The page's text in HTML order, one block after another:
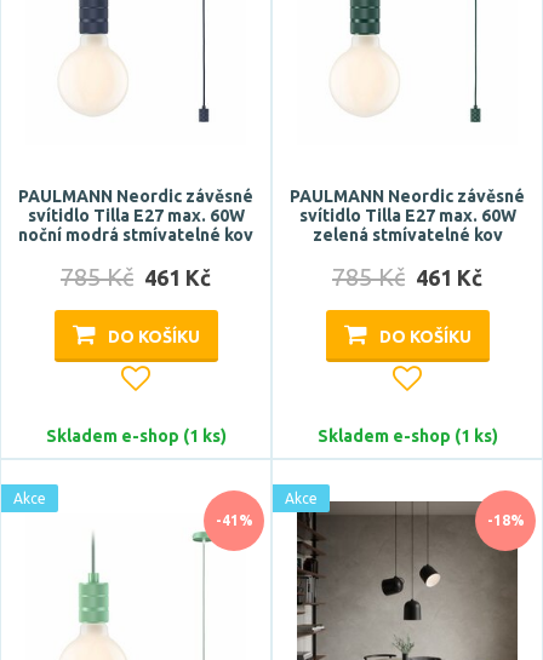
hliník
Funkce
CCT
DALI
dálkové ovládání
design
hotel, restaurace
křišťál
Zobrazit více
PAULMANN Neordic závěsné
svítidlo Tilla E27 max. 60W
noční modrá stmívatelné kov
785 Kč 461 Kč
DO KOŠÍKU
Skladem e-shop (1 ks)
PAULMANN Neordic závěsné
svítidlo Tilla E27 max. 60W
zelená stmívatelné kov
785 Kč 461 Kč
DO KOŠÍKU
Skladem e-shop (1 ks)
-41%
Akce
-18%
Akce